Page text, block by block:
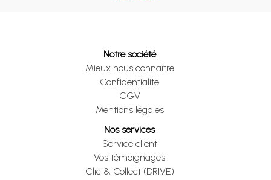
Notre société
Mieux nous connaître
Confidentialité
CGV
Mentions légales
Nos services
Service client
Vos témoignages
Clic & Collect (DRIVE)